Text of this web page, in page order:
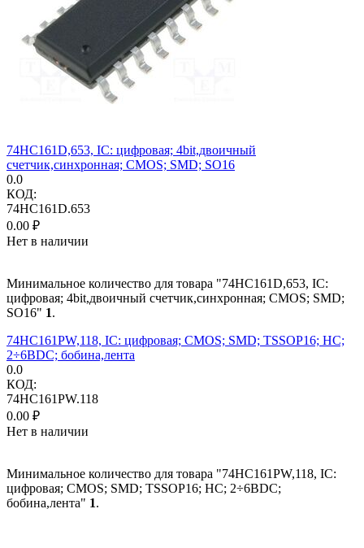
74HC161D,653, IC: цифровая; 4bit,двоичный
счетчик,синхронная; CMOS; SMD; SO16
0.0
КОД:
74HC161D.653
0.00 ₽
Нет в наличии
Минимальное количество для товара "74HC161D,653, IC:
цифровая; 4bit,двоичный счетчик,синхронная; CMOS; SMD;
SO16" 1.
74HC161PW,118, IC: цифровая; CMOS; SMD; TSSOP16; HC;
2÷6ВDC; бобина,лента
0.0
КОД:
74HC161PW.118
0.00 ₽
Нет в наличии
Минимальное количество для товара "74HC161PW,118, IC:
цифровая; CMOS; SMD; TSSOP16; HC; 2÷6ВDC;
бобина,лента" 1.